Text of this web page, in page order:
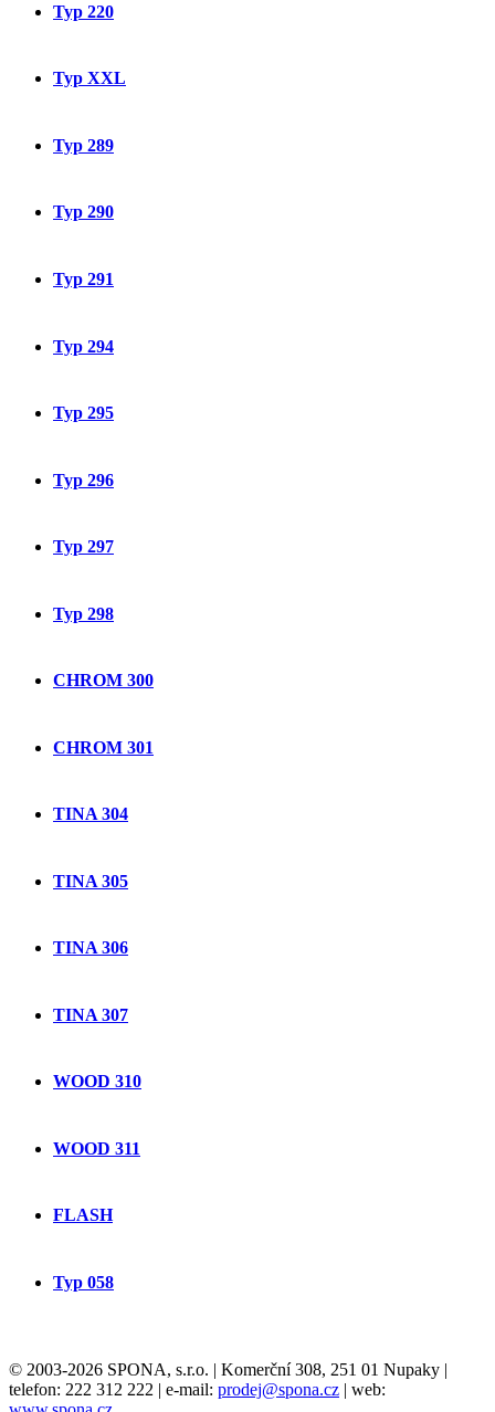
Typ 220
Typ XXL
Typ 289
Typ 290
Typ 291
Typ 294
Typ 295
Typ 296
Typ 297
Typ 298
CHROM 300
CHROM 301
TINA 304
TINA 305
TINA 306
TINA 307
WOOD 310
WOOD 311
FLASH
Typ 058
© 2003-2026 SPONA, s.r.o. | Komerční 308, 251 01 Nupaky |
telefon: 222 312 222 | e-mail: prodej@spona.cz | web: